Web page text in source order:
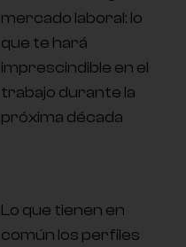
mercado laboral: lo
que te hará
imprescindible en el
trabajo durante la
próxima década
Lo que tienen en
común los perfiles